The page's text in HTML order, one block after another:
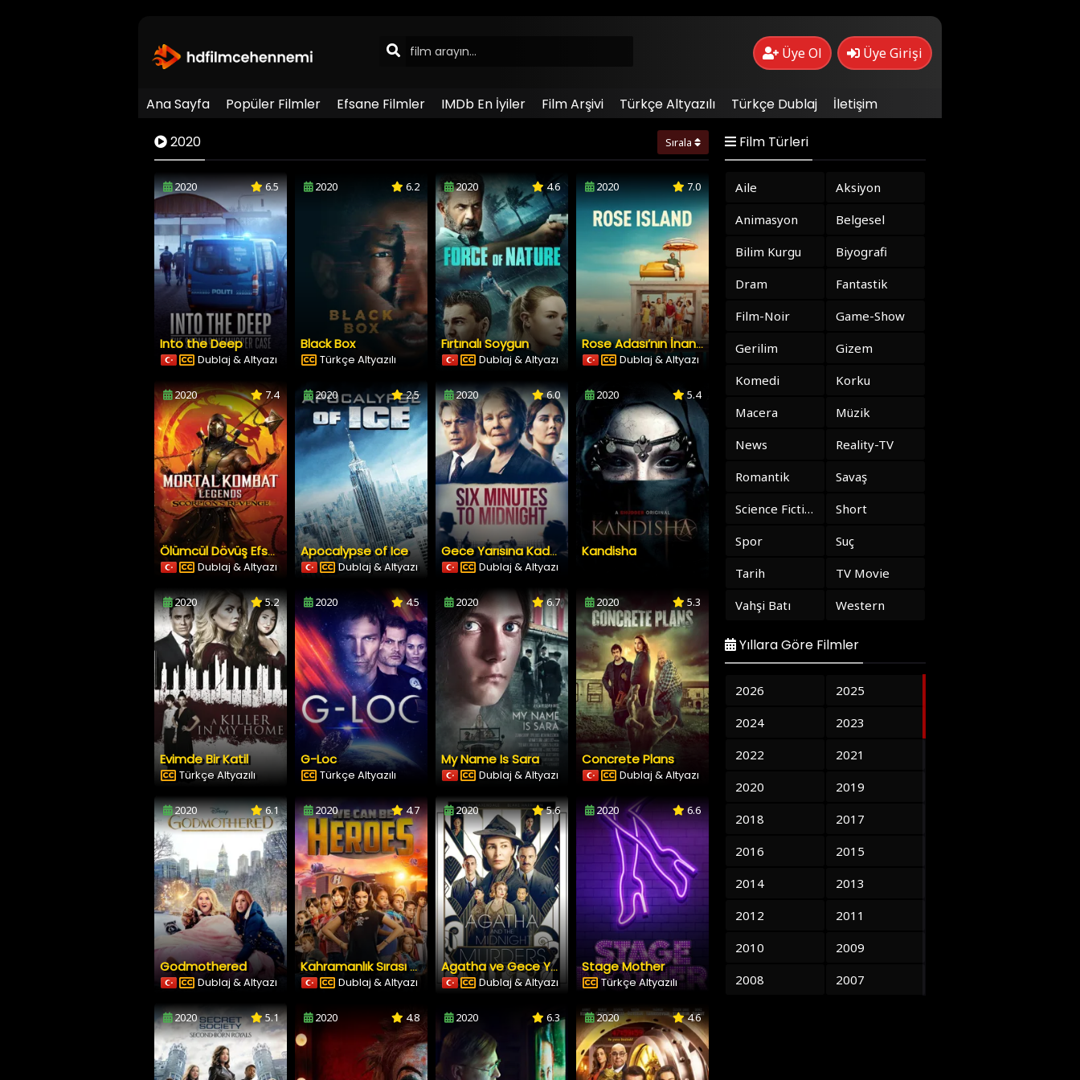
Üye Ol Üye Girişi
Ana Sayfa Popüler Filmler Efsane Filmler IMDb En İyiler Film Arşivi Türkçe Altyazılı Türkçe Dublaj İletişim
2020 Sırala
2020 6.5
Into the Deep
Dublaj & Altyazı
2020 6.2
Black Box
Türkçe Altyazılı
2020 4.6
Fırtınalı Soygun
Dublaj & Altyazı
2020 7.0
Rose Adası’nın İnanılmaz Hikâyesi
Dublaj & Altyazı
2020 7.4
Ölümcül Dövüş Efsanesi Akrebin İntikamı
Dublaj & Altyazı
2020 2.5
Apocalypse of Ice
Dublaj & Altyazı
2020 6.0
Gece Yarısına Kadar Altı Dakika
Dublaj & Altyazı
2020 5.4
Kandisha
2020 5.2
Evimde Bir Katil
Türkçe Altyazılı
2020 4.5
G-Loc
Türkçe Altyazılı
2020 6.7
My Name Is Sara
Dublaj & Altyazı
2020 5.3
Concrete Plans
Dublaj & Altyazı
2020 6.1
Godmothered
Dublaj & Altyazı
2020 4.7
Kahramanlık Sırası Bizde
Dublaj & Altyazı
2020 5.6
Agatha ve Gece Yarısı Cinayetleri
Dublaj & Altyazı
2020 6.6
Stage Mother
Türkçe Altyazılı
2020 5.1 2020 4.8 2020 6.3 2020 4.6
Film Türleri
Aile
Aksiyon
Animasyon
Belgesel
Bilim Kurgu
Biyografi
Dram
Fantastik
Film-Noir
Game-Show
Gerilim
Gizem
Komedi
Korku
Macera
Müzik
News
Reality-TV
Romantik
Savaş
Science Fiction
Short
Spor
Suç
Tarih
TV Movie
Vahşi Batı
Western
Yıllara Göre Filmler
2026
2025
2024
2023
2022
2021
2020
2019
2018
2017
2016
2015
2014
2013
2012
2011
2010
2009
2008
2007